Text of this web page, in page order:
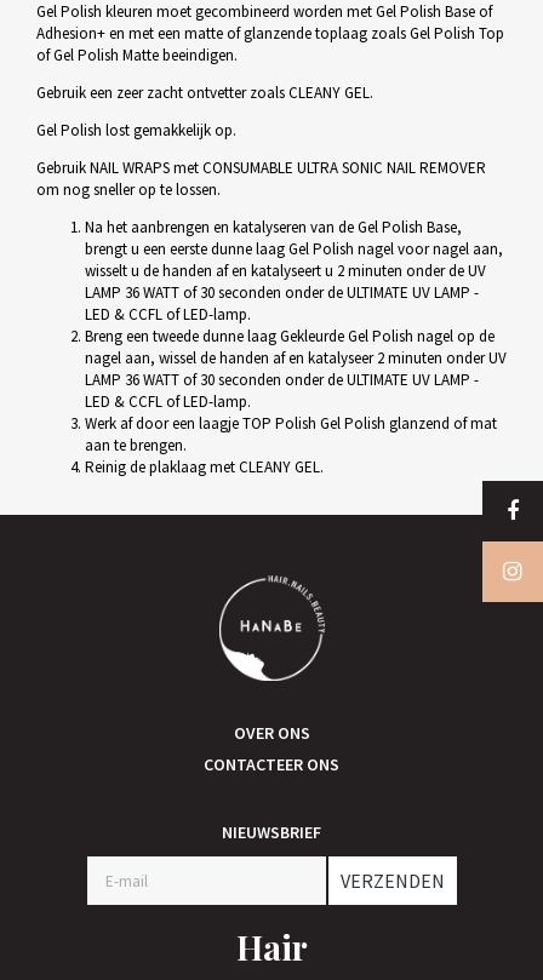
Gel Polish kleuren moet gecombineerd worden met Gel Polish Base of
Adhesion+ en met een matte of glanzende toplaag zoals Gel Polish Top
of Gel Polish Matte beeindigen.
Gebruik een zeer zacht ontvetter zoals CLEANY GEL.
Gel Polish lost gemakkelijk op.
Gebruik NAIL WRAPS met CONSUMABLE ULTRA SONIC NAIL REMOVER
om nog sneller op te lossen.
Na het aanbrengen en katalyseren van de Gel Polish Base,
brengt u een eerste dunne laag Gel Polish nagel voor nagel aan,
wisselt u de handen af en katalyseert u 2 minuten onder de UV
LAMP 36 WATT of 30 seconden onder de ULTIMATE UV LAMP -
LED & CCFL of LED-lamp.
Breng een tweede dunne laag Gekleurde Gel Polish nagel op de
nagel aan, wissel de handen af en katalyseer 2 minuten onder UV
LAMP 36 WATT of 30 seconden onder de ULTIMATE UV LAMP -
LED & CCFL of LED-lamp.
Werk af door een laagje TOP Polish Gel Polish glanzend of mat
aan te brengen.
Reinig de plaklaag met CLEANY GEL.
OVER ONS
CONTACTEER ONS
NIEUWSBRIEF
VERZENDEN
Hair